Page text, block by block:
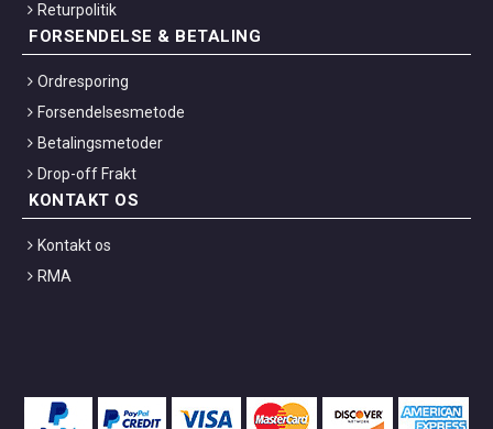
Returpolitik
FORSENDELSE & BETALING
Ordresporing
Forsendelsesmetode
Betalingsmetoder
Drop-off Frakt
KONTAKT OS
Kontakt os
RMA